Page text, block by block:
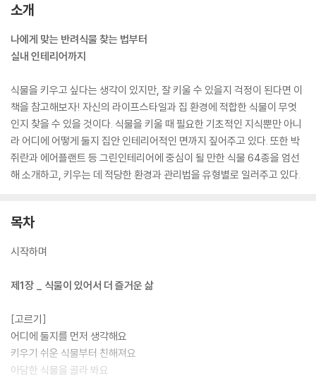
소개
나에게 맞는 반려식물 찾는 법부터
실내 인테리어까지
식물을 키우고 싶다는 생각이 있지만, 잘 키울 수 있을지 걱정이 된다면 이
책을 참고해보자! 자신의 라이프스타일과 집 환경에 적합한 식물이 무엇
인지 찾을 수 있을 것이다. 식물을 키울 때 필요한 기초적인 지식뿐만 아니
라 어디에 어떻게 둘지 집안 인테리어적인 면까지 짚어주고 있다. 또한 박
쥐란과 에어플랜트 등 그린인테리어에 중심이 될 만한 식물 64종을 엄선
해 소개하고, 키우는 데 적당한 환경과 관리법을 유형별로 일러주고 있다.
목차
시작하며
제1장 _ 식물이 있어서 더 즐거운 삶
[고르기]
어디에 둘지를 먼저 생각해요
키우기 쉬운 식물부터 친해져요
아담한 식물을 골라 봐요